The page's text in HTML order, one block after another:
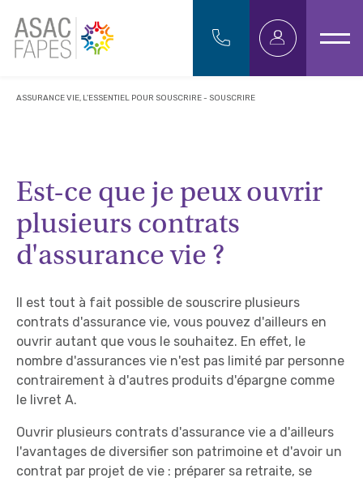
ASSURANCE VIE, L'ESSENTIEL POUR SOUSCRIRE - SOUSCRIRE
Est-ce que je peux ouvrir
plusieurs contrats
d'assurance vie ?
Il est tout à fait possible de souscrire plusieurs
contrats d'assurance vie, vous pouvez d'ailleurs en
ouvrir autant que vous le souhaitez. En effet, le
nombre d'assurances vie n'est pas limité par personne
contrairement à d'autres produits d'épargne comme
le livret A.
Ouvrir plusieurs contrats d'assurance vie a d'ailleurs
l'avantages de diversifier son patrimoine et d'avoir un
contrat par projet de vie : préparer sa retraite, se